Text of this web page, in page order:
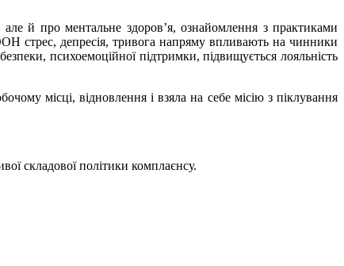
й про ментальне здоров’я, ознайомлення з практиками
стрес, депресія, тривога напряму впливають на чинники
психоемоційної підтримки, підвищується лояльність
місці, відновлення і взяла на себе місію з піклування
складової політики комплаєнсу.